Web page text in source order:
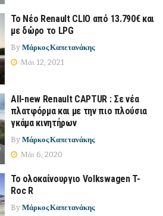
Το Νέο Renault CLIO από 13.790€ και
με δώρο το LPG
By Μάρκος Καπετανάκης
Μάι 12, 2021
All-new Renault CAPTUR : Σε νέα
πλατφόρμα και με την πιο πλούσια
γκάμα κινητήρων
By Μάρκος Καπετανάκης
Μάι 6, 2020
Το ολοκαίνουργιο Volkswagen T-
Roc R
By Μάρκος Καπετανάκης